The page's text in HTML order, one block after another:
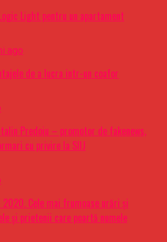
Light pentru un apartament
ago
de a lucra intr-un coafor
Predoiu – promotor de fakenews,
cu privire la SIIJ
2020. Cele mai frumoase urări şi
şi prietenii care poartă numele